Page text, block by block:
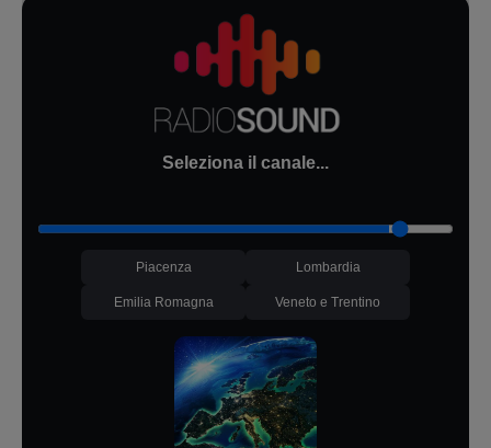
Seleziona il canale...
Piacenza Lombardia
Emilia Romagna Veneto e Trentino